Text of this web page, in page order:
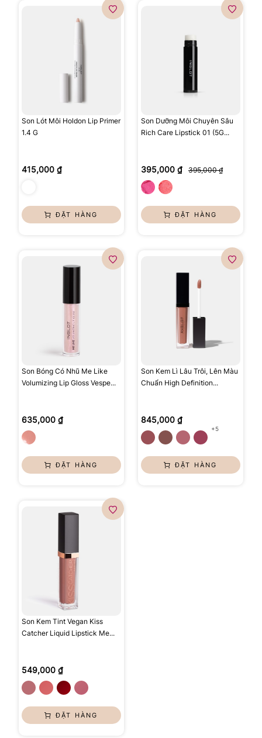
Son Lót Môi Holdon Lip Primer
1.4 G
415,000 ₫
ĐẶT HÀNG
Son Dưỡng Môi Chuyên Sâu
Rich Care Lipstick 01 (5G...
395,000 ₫ 395,000 ₫
ĐẶT HÀNG
Son Bóng Có Nhũ Me Like
Volumizing Lip Gloss Vespe...
635,000 ₫
ĐẶT HÀNG
Son Kem Lì Lâu Trôi, Lên Màu
Chuẩn High Definition...
845,000 ₫
+5
ĐẶT HÀNG
Son Kem Tint Vegan Kiss
Catcher Liquid Lipstick Me...
549,000 ₫
ĐẶT HÀNG